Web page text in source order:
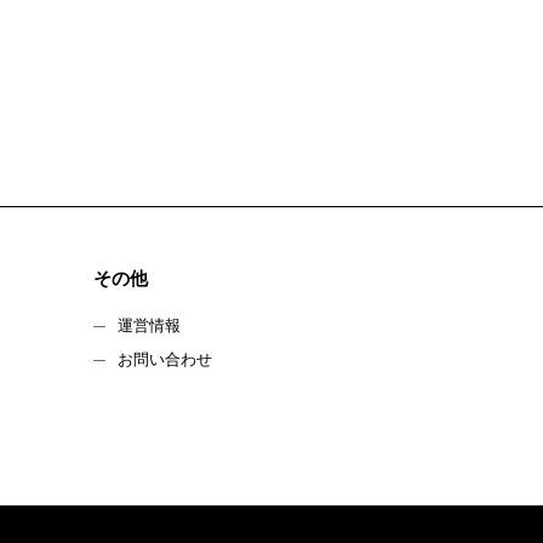
その他
運営情報
お問い合わせ